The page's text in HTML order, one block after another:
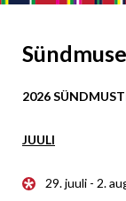
2026
JUULI
29. juuli - 2.